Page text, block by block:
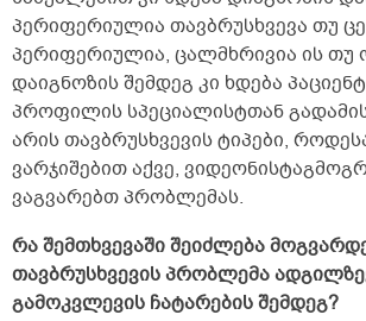
პერიფერიულია თავბრუსხვევა თუ
პერიფერიულია, ცალმხრივია ის თუ
დაიგნოზის შემდეგ კი ხდება
პროფილის სპეციალისტთან
არის თავბრუსხვევის ტიპები,
ვარჯიშებით აქვე,
ვაგვარებთ პრობლემას.
რა შემთხვევაში შეიძლება
თავბრუსხვევის პრობლემა
გამოკვლევის ჩატარების შემდეგ?